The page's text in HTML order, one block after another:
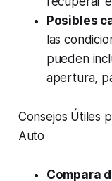
Posibles
las
pueden
apertura,
Consejos Útiles
Auto
Compara